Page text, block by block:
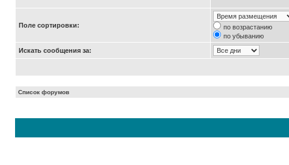
Поле сортировки:
по возрастанию
по убыванию
Искать сообщения за:
Список форумов